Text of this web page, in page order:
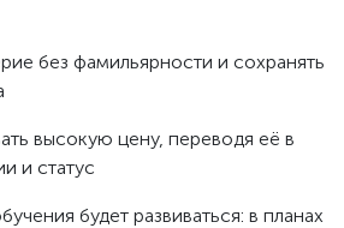
без фамильярности и сохранять
высокую цену, переводя её в
и статус
будет развиваться: в планах